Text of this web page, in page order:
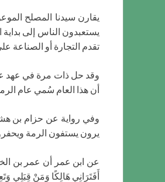
يستعبدون الناس إلى
تقدم التجارة أو الصناعة
أن هذا العام سُمي عام
وفي رواية عن حزام بن
يرون يستفون الرمة
عن ابن عمر أن عمر بن
أَفَتَرَانِي هَالِكًا وَمَنْ قِبَلِي